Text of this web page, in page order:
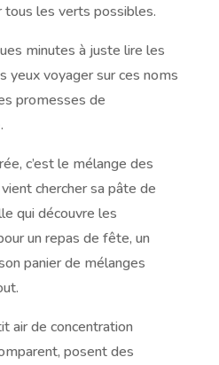
tous les verts possibles.
minutes à juste lire les
yeux voyager sur ces noms
promesses de
.
c’est le mélange des
chercher sa pâte de
qui découvre les
un repas de fête, un
panier de mélanges
air de concentration
posent des